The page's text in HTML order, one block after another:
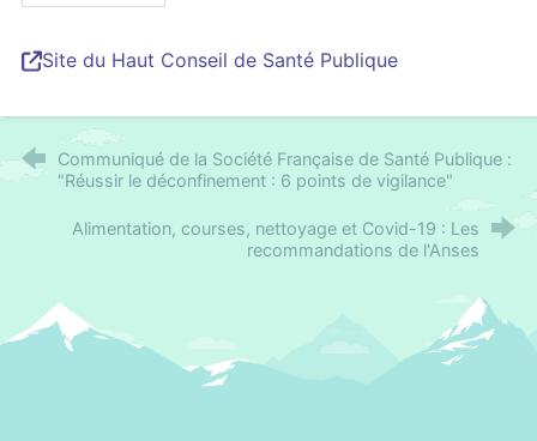
Site du Haut Conseil de Santé Publique
Communiqué de la Société Française de Santé Publique :
"Réussir le déconfinement : 6 points de vigilance"
Alimentation, courses, nettoyage et Covid-19 : Les
recommandations de l'Anses